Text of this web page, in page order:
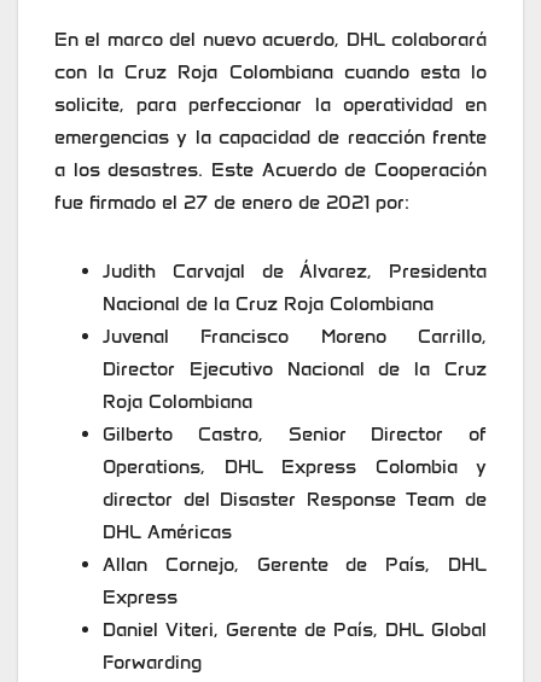
En el marco del nuevo acuerdo, DHL colaborará
con la Cruz Roja Colombiana cuando esta lo
solicite, para perfeccionar la operatividad en
emergencias y la capacidad de reacción frente
a los desastres. Este Acuerdo de Cooperación
fue firmado el 27 de enero de 2021 por:
Judith Carvajal de Álvarez, Presidenta
Nacional de la Cruz Roja Colombiana
Juvenal Francisco Moreno Carrillo,
Director Ejecutivo Nacional de la Cruz
Roja Colombiana
Gilberto Castro, Senior Director of
Operations, DHL Express Colombia y
director del Disaster Response Team de
DHL Américas
Allan Cornejo, Gerente de País, DHL
Express
Daniel Viteri, Gerente de País, DHL Global
Forwarding